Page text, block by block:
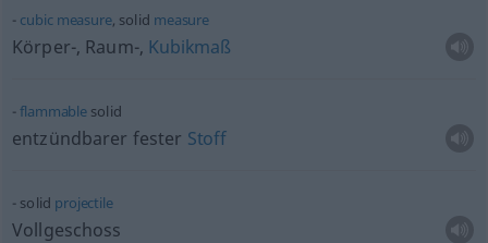
cubic measure, solid measure
Körper-, Raum-, Kubikmaß
flammable solid
entzündbarer fester Stoff
solid projectile
Vollgeschoss